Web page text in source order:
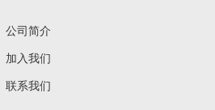
公司简介
加入我们
联系我们